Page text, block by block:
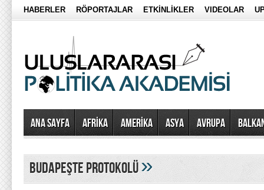
HABERLER RÖPORTAJLAR ETKİNLİKLER VIDEOLAR
Ana Sayfa AFRİKA AMERİKA ASYA AVRUPA
budapeşte protokolü»